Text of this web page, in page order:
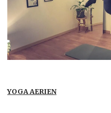
YOGA AERIEN